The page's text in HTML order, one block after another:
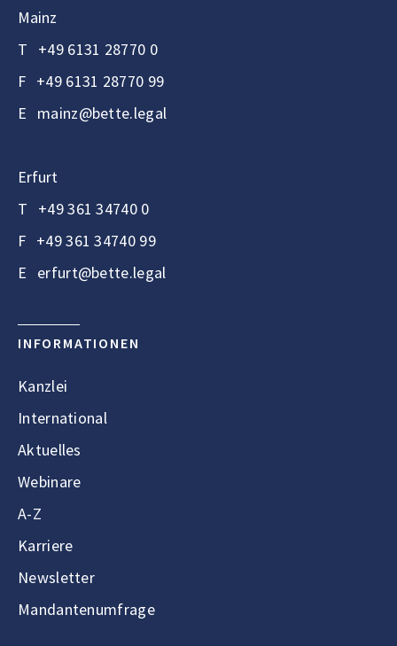
Mainz
T +49 6131 28770 0
F +49 6131 28770 99
E mainz@bette.legal
Erfurt
T +49 361 34740 0
F +49 361 34740 99
E erfurt@bette.legal
INFORMATIONEN
Kanzlei
International
Aktuelles
Webinare
A-Z
Karriere
Newsletter
Mandantenumfrage